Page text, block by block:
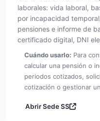
laborales: vida laboral,
por incapacidad
pensiones e informe de
certificado digital, DNI
Cuándo usarlo: Para
calcular una pensión o
periodos cotizados,
cotización o gestionar
Abrir Sede SS